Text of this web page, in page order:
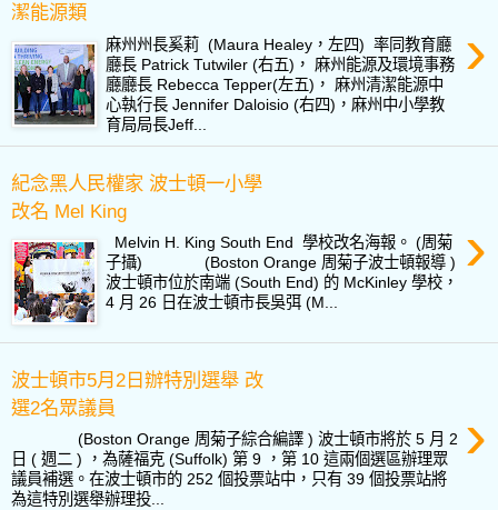
潔能源類
›
麻州州長奚莉 (Maura Healey，左四) 率同教育廳
廳長 Patrick Tutwiler (右五)， 麻州能源及環境事務
廳廳長 Rebecca Tepper(左五)， 麻州清潔能源中
心執行長 Jennifer Daloisio (右四)，麻州中小學教
育局局長Jeff...
紀念黑人民權家 波士頓一小學
改名 Mel King
›
Melvin H. King South End 學校改名海報。 (周菊
子攝) (Boston Orange 周菊子波士頓報導 )
波士頓市位於南端 (South End) 的 McKinley 學校，
4 月 26 日在波士頓市長吳弭 (M...
波士頓市5月2日辦特別選舉 改
選2名眾議員
›
(Boston Orange 周菊子綜合編譯 ) 波士頓市將於 5 月 2
日 ( 週二 ) ，為薩福克 (Suffolk) 第 9 ，第 10 這兩個選區辦理眾
議員補選。在波士頓市的 252 個投票站中，只有 39 個投票站將
為這特別選舉辦理投...